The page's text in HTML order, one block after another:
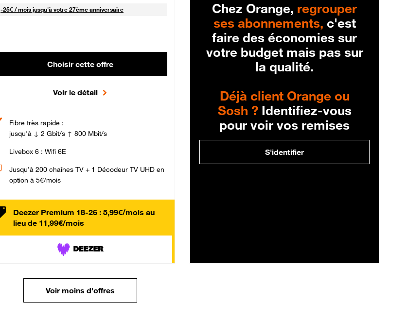
-25€ / mois25 € par mois
jusqu'à votre 27ème anniversaire
Choisir cette offre
Voir le détail
Fibre très rapide :
jusqu'à ↓ 2 Gbit/s ↑ 800 Mbit/s
Livebox 6 : Wifi 6E
Jusqu’à 200 chaînes TV + 1 Décodeur TV UHD en
option à 5€/mois
Deezer Premium 18-26 : 5,99€/mois au
lieu de 11,99€/mois
Chez Orange, regrouper
ses abonnements, c'est
faire des économies sur
votre budget mais pas sur
la qualité.
Déjà client Orange ou
Sosh ?Identifiez-vous
pour voir vos remises
S'identifier
Voir moins d'offres